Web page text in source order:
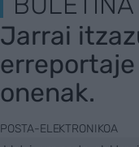
Jarrai
onenak.
POSTA-ELEKTRONIKOA